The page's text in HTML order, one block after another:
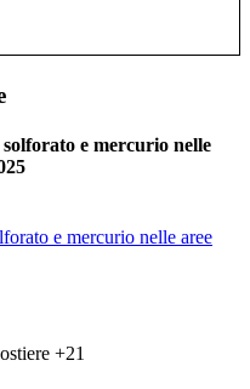
e mercurio nelle
e mercurio nelle aree
+21